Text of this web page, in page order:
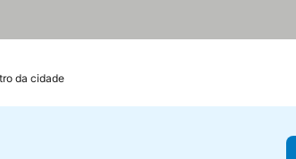
da cidade